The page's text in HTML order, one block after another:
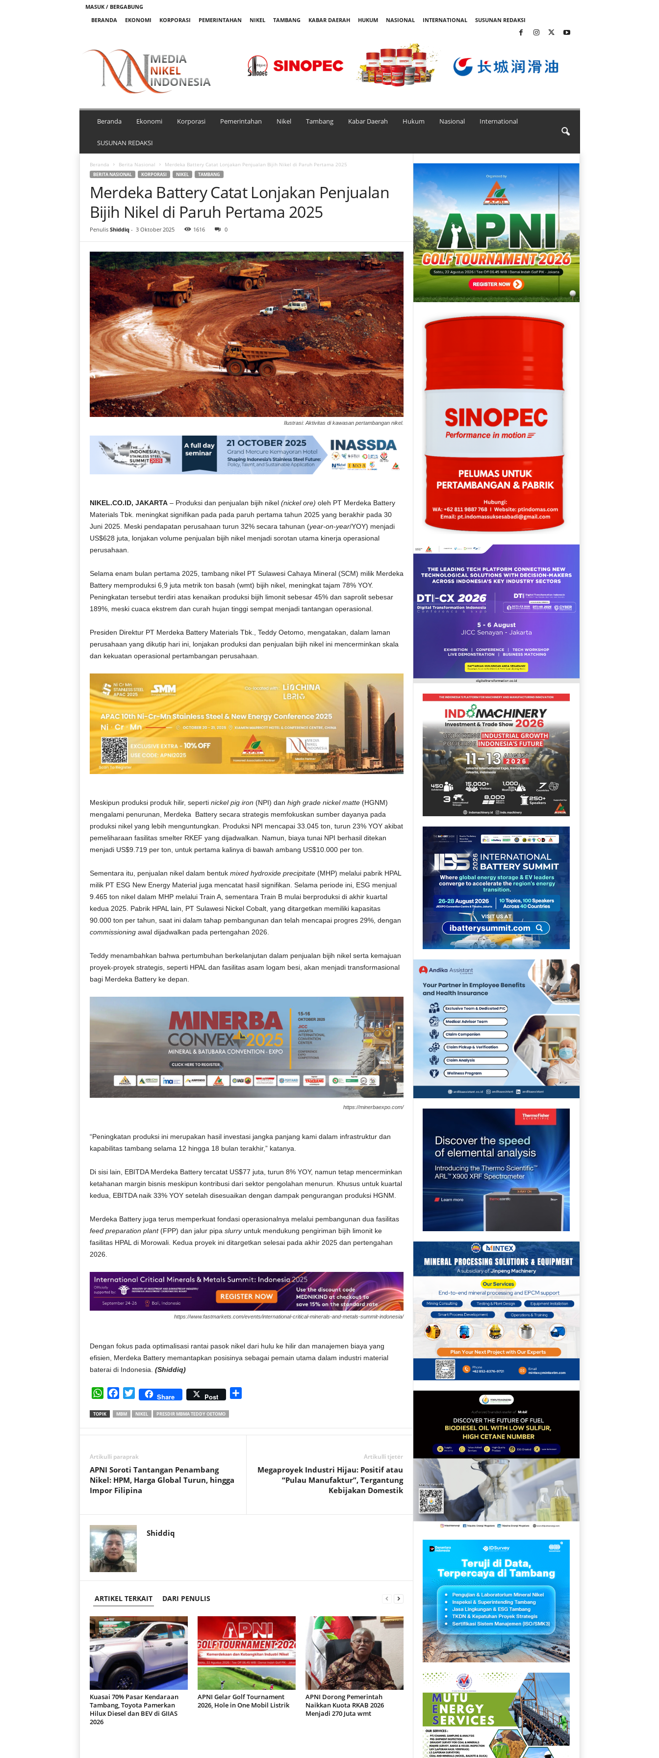
MASUK / BERGABUNG
BERANDA
EKONOMI KORPORASI PEMERINTAHAN NIKEL TAMBANG KABAR DAERAH HUKUM NASIONAL INTERNATIONAL SUSUNAN REDAKSI
i
Beranda Ekonomi Korporasi Pemerintahan Nikel Tambang Kabar Daerah Hukum Nasional International
SUSUNAN REDAKSI
Beranda Berita Nasional Merdeka Battery Catat Lonjakan Penjualan Bijih Nikel di Paruh Pertama 2025
BERITA NASIONAL KORPORASI NIKEL TAMBANG
Merdeka Battery Catat Lonjakan Penjualan
Bijih Nikel di Paruh Pertama 2025
Penulis Shiddiq- 3 Oktober 2025 1616 0
Ilustrasi: Aktivitas di kawasan pertambangan nikel.
NIKEL.CO.ID, JAKARTA– Produksi dan penjualan bijih nikel (nickel ore) oleh PT Merdeka Battery
Materials Tbk. meningkat signifikan pada pada paruh pertama tahun 2025 yang berakhir pada 30
Juni 2025. Meski pendapatan perusahaan turun 32% secara tahunan (year-on-year/YOY) menjadi
US$628 juta, lonjakan volume penjualan bijih nikel menjadi sorotan utama kinerja operasional
perusahaan.
Selama enam bulan pertama 2025, tambang nikel PT Sulawesi Cahaya Mineral (SCM) milik Merdeka
Battery memproduksi 6,9 juta metrik ton basah (wmt) bijih nikel, meningkat tajam 78% YOY.
Peningkatan tersebut terdiri atas kenaikan produksi bijih limonit sebesar 45% dan saprolit sebesar
189%, meski cuaca ekstrem dan curah hujan tinggi sempat menjadi tantangan operasional.
Presiden Direktur PT Merdeka Battery Materials Tbk., Teddy Oetomo, mengatakan, dalam laman
perusahaan yang dikutip hari ini, lonjakan produksi dan penjualan bijih nikel ini mencerminkan skala
dan kekuatan operasional pertambangan perusahaan.
Meskipun produksi produk hilir, seperti nickel pig iron (NPI) dan high grade nickel matte(HGNM)
mengalami penurunan, Merdeka Battery secara strategis memfokuskan sumber dayanya pada
produksi nikel yang lebih menguntungkan. Produksi NPI mencapai 33.045 ton, turun 23% YOY akibat
pemeliharaan fasilitas smelter RKEF yang dijadwalkan. Namun, biaya tunai NPI berhasil ditekan
menjadi US$9.719 per ton, untuk pertama kalinya di bawah ambang US$10.000 per ton.
Sementara itu, penjualan nikel dalam bentuk mixed hydroxide precipitate(MHP) melalui pabrik HPAL
milik PT ESG New Energy Material juga mencatat hasil signifikan. Selama periode ini, ESG menjual
9.465 ton nikel dalam MHP melalui Train A, sementara Train B mulai berproduksi di akhir kuartal
kedua 2025. Pabrik HPAL lain, PT Sulawesi Nickel Cobalt, yang ditargetkan memiliki kapasitas
90.000 ton per tahun, saat ini dalam tahap pembangunan dan telah mencapai progres 29%, dengan
commissioningawal dijadwalkan pada pertengahan 2026.
Teddy menambahkan bahwa pertumbuhan berkelanjutan dalam penjualan bijih nikel serta kemajuan
proyek-proyek strategis, seperti HPAL dan fasilitas asam logam besi, akan menjadi transformasional
bagi Merdeka Battery ke depan.
https://minerbaexpo.com/
“Peningkatan produksi ini merupakan hasil investasi jangka panjang kami dalam infrastruktur dan
kapabilitas tambang selama 12 hingga 18 bulan terakhir,” katanya.
Di sisi lain, EBITDA Merdeka Battery tercatat US$77 juta, turun 8% YOY, namun tetap mencerminkan
ketahanan margin bisnis meskipun kontribusi dari sektor pengolahan menurun. Khusus untuk kuartal
kedua, EBITDA naik 33% YOY setelah disesuaikan dengan dampak pengurangan produksi HGNM.
Merdeka Battery juga terus memperkuat fondasi operasionalnya melalui pembangunan dua fasilitas
feed preparation plant(FPP) dan jalur pipa slurryuntuk mendukung pengiriman bijih limonit ke
fasilitas HPAL di Morowali. Kedua proyek ini ditargetkan selesai pada akhir 2025 dan pertengahan
2026.
https://www.fastmarkets.com/events/international-critical-minerals-and-metals-summit-indonesia/
Dengan fokus pada optimalisasi rantai pasok nikel dari hulu ke hilir dan manajemen biaya yang
efisien, Merdeka Battery memantapkan posisinya sebagai pemain utama dalam industri material
baterai di Indonesia. (Shiddiq)
W
a
t
p
c
e
k
T
i
t
Share Post
r
TOPIK MBM NIKEL PRESDIR MBMA TEDDY OETOMO
Artikulli paraprak
APNI Soroti Tantangan Penambang
Nikel: HPM, Harga Global Turun, hingga
Impor Filipina
Artikulli tjetër
Megaproyek Industri Hijau: Positif atau
“Pulau Manufaktur”, Tergantung
Kebijakan Domestik
Shiddiq
ARTIKEL TERKAIT DARI PENULIS
Kuasai 70% Pasar Kendaraan
Tambang, Toyota Pamerkan
Hilux Diesel dan BEV di GIIAS
2026
APNI Gelar Golf Tournament
2026, Hole in One Mobil Listrik
APNI Dorong Pemerintah
Naikkan Kuota RKAB 2026
Menjadi 270 Juta wmt